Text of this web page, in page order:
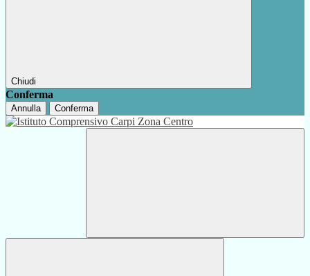
Chiudi
Conferma
Annulla Conferma